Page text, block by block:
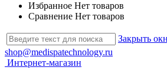
Избранное Нет товаров
Сравнение Нет товаров
Закрыть
shop@medispatechnology.ru
Интернет-магазин